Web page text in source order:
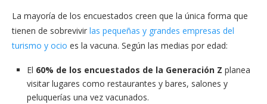
La mayoría de los encuestados creen que la única forma que
tienen de sobrevivir las pequeñas y grandes empresas del
turismo y ocio es la vacuna. Según las medias por edad:
El 60% de los encuestados de la Generación Z planea
visitar lugares como restaurantes y bares, salones y
peluquerías una vez vacunados.